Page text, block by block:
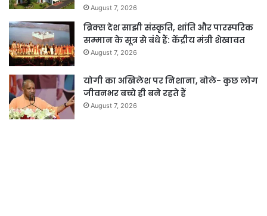
August 7, 2026
ब्रिक्स देश साझी संस्कृति, शांति और पारस्परिक
सम्मान के सूत्र से बंधे हैं: केंद्रीय मंत्री शेखावत
August 7, 2026
योगी का अखिलेश पर निशाना, बोले- कुछ लोग
जीवनभर बच्चे ही बने रहते हैं
August 7, 2026